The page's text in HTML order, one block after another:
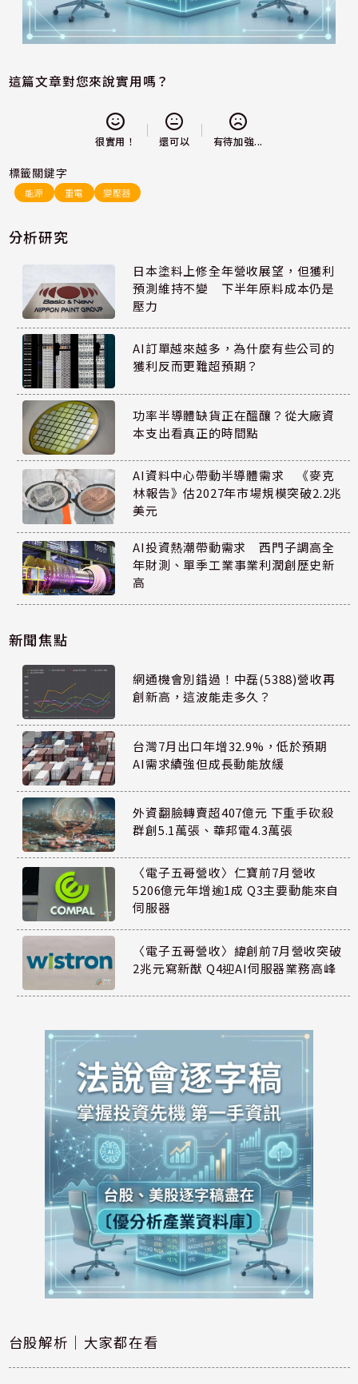
這篇文章對您來說實用嗎？
很實用！ 還可以 有待加強...
標籤關鍵字
能源 重電 變壓器
分析研究
日本塗料上修全年營收展望，但獲利
預測維持不變 下半年原料成本仍是
壓力
AI訂單越來越多，為什麼有些公司的
獲利反而更難超預期？
功率半導體缺貨正在醞釀？從大廠資
本支出看真正的時間點
AI資料中心帶動半導體需求 《麥克
林報告》估2027年市場規模突破2.2兆
美元
AI投資熱潮帶動需求 西門子調高全
年財測、單季工業事業利潤創歷史新
高
新聞焦點
網通機會別錯過！中磊(5388)營收再
創新高，這波能走多久？
台灣7月出口年增32.9%，低於預期
AI需求續強但成長動能放緩
外資翻臉轉賣超407億元 下重手砍殺
群創5.1萬張、華邦電4.3萬張
〈電子五哥營收〉仁寶前7月營收
5206億元年增逾1成 Q3主要動能來自
伺服器
〈電子五哥營收〉緯創前7月營收突破
2兆元寫新猷 Q4迎AI伺服器業務高峰
台股解析｜大家都在看